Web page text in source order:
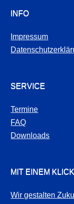
INFO
Impressum
SERVICE
Termine
FAQ
Downloads
MIT EINEM KLICK
Wir gestalten